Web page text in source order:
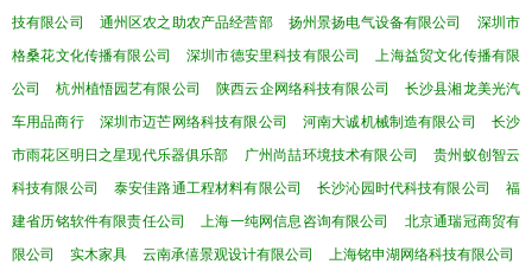
技有限公司
通州区农之助农产品经营部 扬州景扬电气设备有限公司
深圳市
格桑花文化传播有限公司
深圳市德安里科技有限公司
上海益贸文化传播有限
公司
杭州植悟园艺有限公司 陕西云企网络科技有限公司
长沙县湘龙美光汽
车用品商行
深圳市迈芒网络科技有限公司 河南大诚机械制造有限公司
长沙
市雨花区明日之星现代乐器俱乐部
广州尚喆环境技术有限公司
贵州蚁创智云
科技有限公司
泰安佳路通工程材料有限公司 长沙沁园时代科技有限公司
福
建省历铭软件有限责任公司
上海一纯网信息咨询有限公司
北京通瑞冠商贸有
限公司
实木家具 云南承僖景观设计有限公司 上海铭申湖网络科技有限公司